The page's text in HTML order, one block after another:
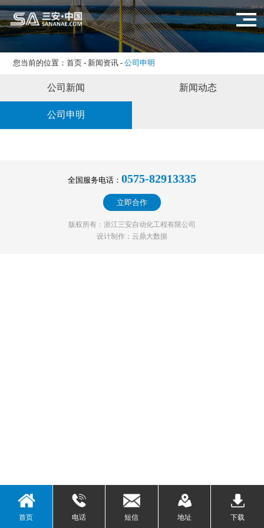
您当前的位置：首页- 新闻资讯 -公司申明
公司新闻 新闻动态
公司申明
全国服务电话： 0575-82913335
立即合作
版权所有：浙江三安自动化工程有限公司
设计制作：云鼎大数据
首页 电话 短信 地址 下载